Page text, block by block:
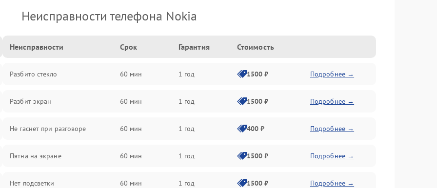
Неисправности телефона Nokia
Неисправности Срок Гарантия Стоимость
Разбито стекло 60 мин 1 год 1500 ₽ Подробнее →
Разбит экран 60 мин 1 год 1500 ₽ Подробнее →
Не гаснет при разговоре 60 мин 1 год 400 ₽ Подробнее →
Пятна на экране 60 мин 1 год 1500 ₽ Подробнее →
Нет подсветки 60 мин 1 год 1500 ₽ Подробнее →